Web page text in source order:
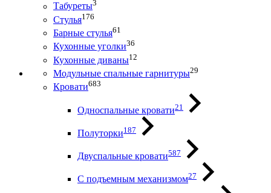
Табуреты3
Стулья176
Барные стулья61
Кухонные уголки36
Кухонные диваны12
Модульные спальные гарнитуры29
Кровати683
Односпальные кровати21
Полуторки187
Двуспальные кровати587
С подъемным механизмом27